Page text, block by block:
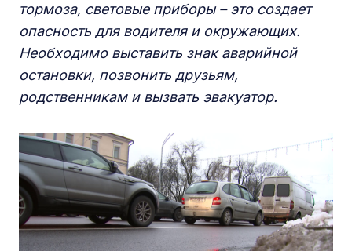
тормоза, световые приборы– это создает
опасность для водителя и окружающих.
Необходимо выставить знак аварийной
остановки, позвонить друзьям,
родственникам и вызвать эвакуатор.